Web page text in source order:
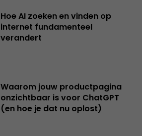
Hoe AI zoeken en vinden op
internet fundamenteel
verandert
Waarom jouw productpagina
onzichtbaar is voor ChatGPT
(en hoe je dat nu oplost)